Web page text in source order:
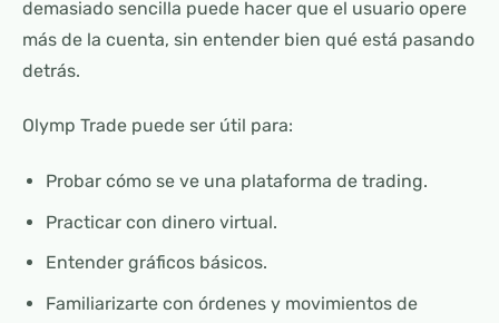
demasiado sencilla puede hacer que el usuario opere
más de la cuenta, sin entender bien qué está pasando
detrás.
Olymp Trade puede ser útil para:
Probar cómo se ve una plataforma de trading.
Practicar con dinero virtual.
Entender gráficos básicos.
Familiarizarte con órdenes y movimientos de